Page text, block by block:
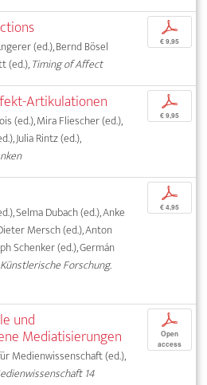
(ed.), Bernd Bösel
(ed.),Timing of Affect
p
€ 9,95
Artikulationen
(ed.), Mira Fliescher (ed.),
Julia Rintz (ed.),
p
€ 9,95
Selma Dubach (ed.), Anke
Mersch (ed.), Anton
Schenker (ed.), Germán
Künstlerische Forschung.
p
€ 4,95
und
Mediatisierungen
Medienwissenschaft (ed.),
14
p
Open
access